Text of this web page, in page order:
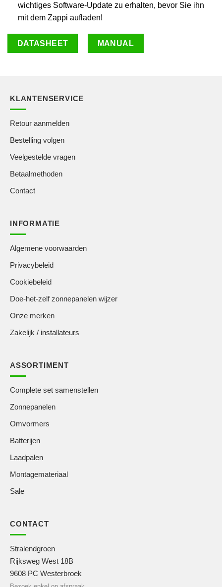
wichtiges Software-Update zu erhalten, bevor Sie ihn
mit dem Zappi aufladen!
DATASHEET MANUAL
KLANTENSERVICE
Retour aanmelden
Bestelling volgen
Veelgestelde vragen
Betaalmethoden
Contact
INFORMATIE
Algemene voorwaarden
Privacybeleid
Cookiebeleid
Doe-het-zelf zonnepanelen wijzer
Onze merken
Zakelijk / installateurs
ASSORTIMENT
Complete set samenstellen
Zonnepanelen
Omvormers
Batterijen
Laadpalen
Montagemateriaal
Sale
CONTACT
Stralendgroen
Rijksweg West 18B
9608 PC Westerbroek